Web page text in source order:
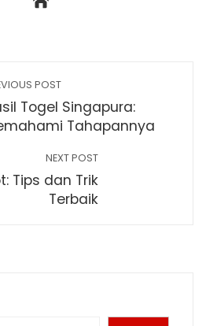
POST
Togel Singapura:
Tahapannya
NEXT POST
Tips dan Trik
Terbaik